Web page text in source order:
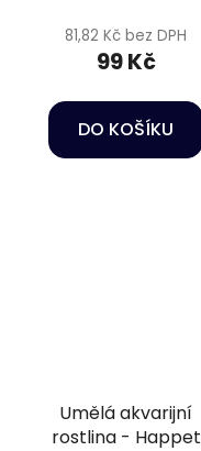
81,82 Kč bez DPH
99 Kč
DO KOŠÍKU
Umělá akvarijní
rostlina - Happet